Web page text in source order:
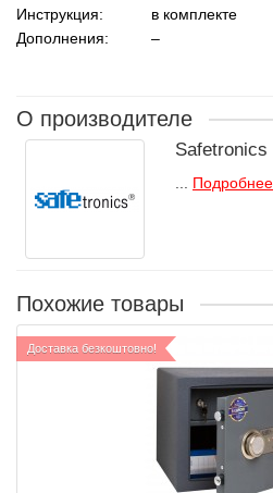
Инструкция:
в комплекте
Дополнения:
–
О производителе
Safetronics
Похожие товары
Доставка безкоштовно!